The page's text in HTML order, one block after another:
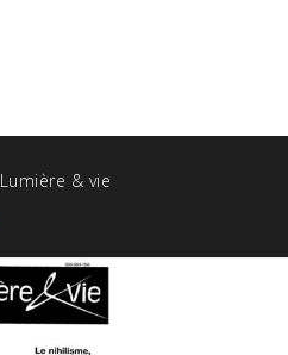
Lumière & vie